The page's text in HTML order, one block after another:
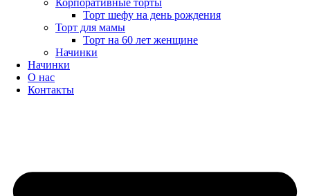
Корпоративные торты
Торт шефу на день рождения
Торт для мамы
Торт на 60 лет женщине
Начинки
Начинки
О нас
Контакты